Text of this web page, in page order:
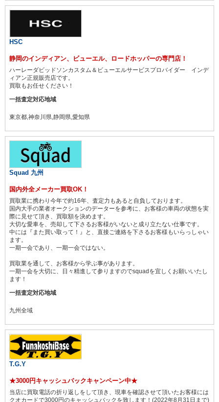
HSC
静岡のインディアン、ビューエル、ロードホッパーの専門店！
ハーレーダビッドソンカスタム＆ビューエルサービスプロバイダー インデ
ィアン正規販売店です。
買取もお任せください！
一括査定対応地域
東京都,神奈川県,静岡県,愛知県
Squad 九州
国内外全メーカー買取OK！
買取業に携わり今年で約16年、査定力もあると自負しております。
国内大手の業者オークションのデーターを参考に、お客様の車両の状態を実
際に見せて頂き、買取額を決めます。
大切な愛車を、売却して下さるお客様がいないと成り立たない仕事です。
中には『また買い取って！』と、直接ご連絡を下さるお客様もいらっしゃい
ます。
一期一会であり、一期一会ではない。
買取業を通して、お客様から学ぶ事があります。
一期一会を大切に、日々精進して参りますのでsquadを宜しくお願いいたし
ます！
一括査定対応地域
九州全域
T.G.Y
★3000円キャッシュバックキャンペーン中★
当店に買取電話の折り返しをして頂き、現車を確認させて頂いたお客様には
クオカードで3000円のキャッシュバックを致します！(2022年8月31日まで)